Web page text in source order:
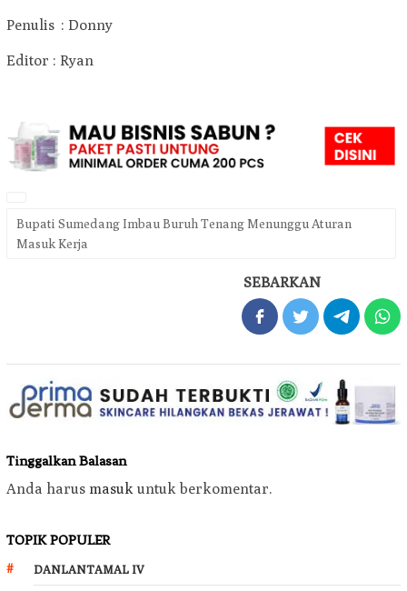
Penulis : Donny
Editor : Ryan
Bupati Sumedang Imbau Buruh Tenang Menunggu Aturan
Masuk Kerja
SEBARKAN
Tinggalkan Balasan
Anda harus masuk untuk berkomentar.
TOPIK POPULER
DANLANTAMAL IV